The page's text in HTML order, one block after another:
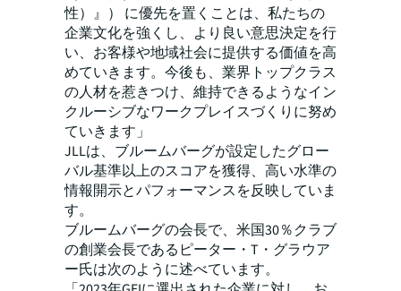
性）』） に優先を置くことは、私たちの
企業文化を強くし、より良い意思決定を行
い、お客様や地域社会に提供する価値を高
めていきます。今後も、業界トップクラス
の人材を惹きつけ、維持できるようなイン
クルーシブなワークプレイスづくりに努め
ていきます」
JLLは、ブルームバーグが設定したグロー
バル基準以上のスコアを獲得、高い水準の
情報開示とパフォーマンスを反映していま
す。
ブルームバーグの会長で、米国30％クラブ
の創業会長であるピーター・T・グラウア
ー氏は次のように述べています。